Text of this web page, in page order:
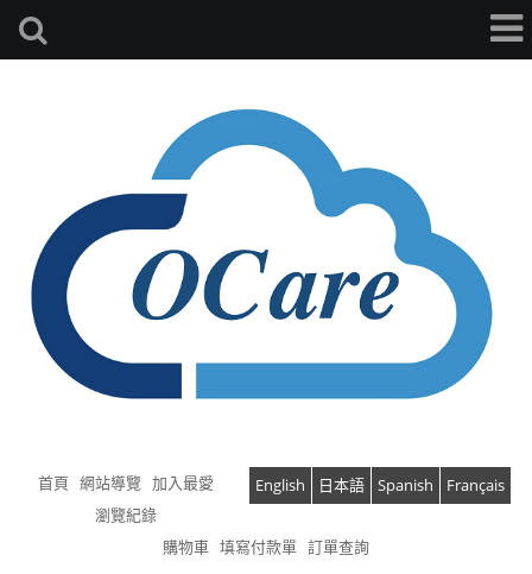
首頁 網站導覽 加入最愛 English 日本語 Spanish
Français
瀏覽紀錄
購物車 填寫付款單 訂單查詢